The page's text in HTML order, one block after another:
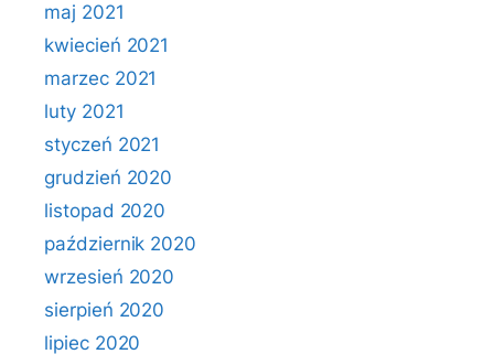
maj 2021
kwiecień 2021
marzec 2021
luty 2021
styczeń 2021
grudzień 2020
listopad 2020
październik 2020
wrzesień 2020
sierpień 2020
lipiec 2020